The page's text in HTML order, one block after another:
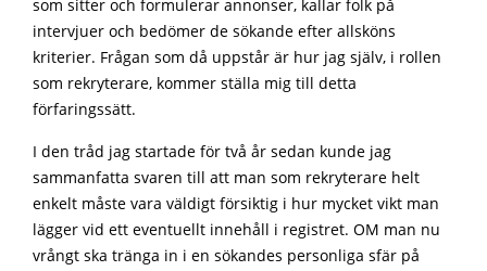
som sitter och formulerar annonser, kallar folk på
intervjuer och bedömer de sökande efter allsköns
kriterier. Frågan som då uppstår är hur jag själv, i rollen
som rekryterare, kommer ställa mig till detta
förfaringssätt.
I den tråd jag startade för två år sedan kunde jag
sammanfatta svaren till att man som rekryterare helt
enkelt måste vara väldigt försiktig i hur mycket vikt man
lägger vid ett eventuellt innehåll i registret. OM man nu
vrångt ska tränga in i en sökandes personliga sfär på